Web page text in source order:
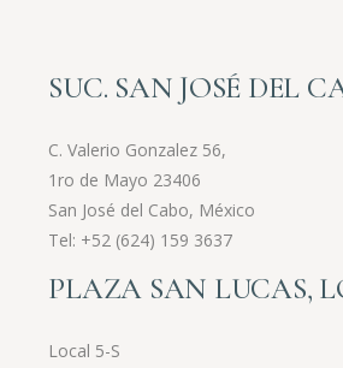
SUC. SAN JOSÉ DEL
C. Valerio Gonzalez 56,
1ro de Mayo 23406
San José del Cabo, México
Tel: +52 (624) 159 3637
PLAZA SAN LUCAS,
Local 5-S